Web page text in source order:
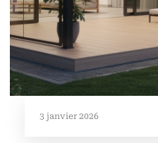
3 janvier 2026